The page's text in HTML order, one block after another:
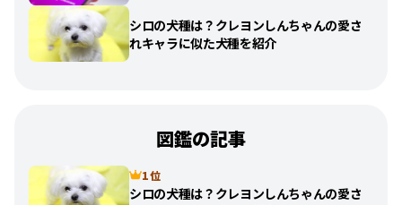
シロの犬種は？クレヨンしんちゃんの愛さ
れキャラに似た犬種を紹介
図鑑の記事
1 位
シロの犬種は？クレヨンしんちゃんの愛さ